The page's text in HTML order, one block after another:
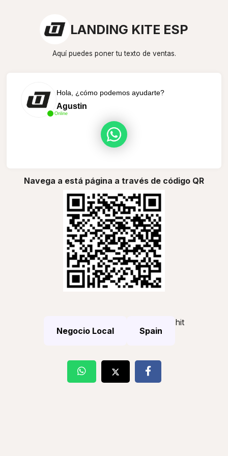
LANDING KITE ESP
Aquí puedes poner tu texto de ventas.
Online
Hola, ¿cómo podemos ayudarte?
Agustin
Navega a está página a través de código QR
Negocio Local Spain
hit